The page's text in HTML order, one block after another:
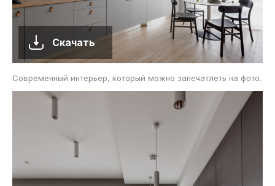
Скачать
Современный интерьер, который можно запечатлеть на фото.